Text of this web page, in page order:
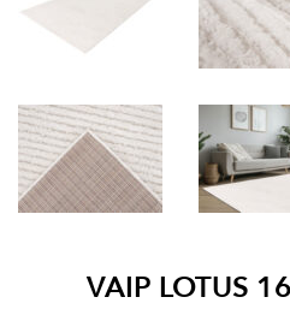
VAIP LOTUS